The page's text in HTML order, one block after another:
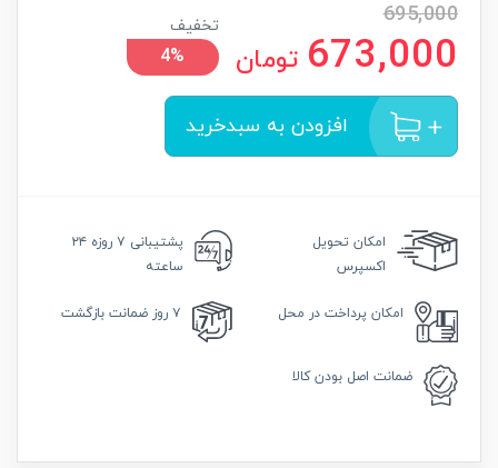
695,000
673,000 تومان
تخفیف
4%
افزودن به سبدخرید
امکان تحویل
اکسپرس
پشتیبانی
۷ روزه ۲۴
ساعته
امکان پرداخت در محل ۷ روز ضمانت بازگشت
ضمانت اصل بودن کالا